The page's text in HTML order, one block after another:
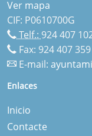
Ver mapa
CIF: P0610700G
Telf.:924 407
Fax: 924 407 359
E-mail:
Enlaces
Inicio
Contacte